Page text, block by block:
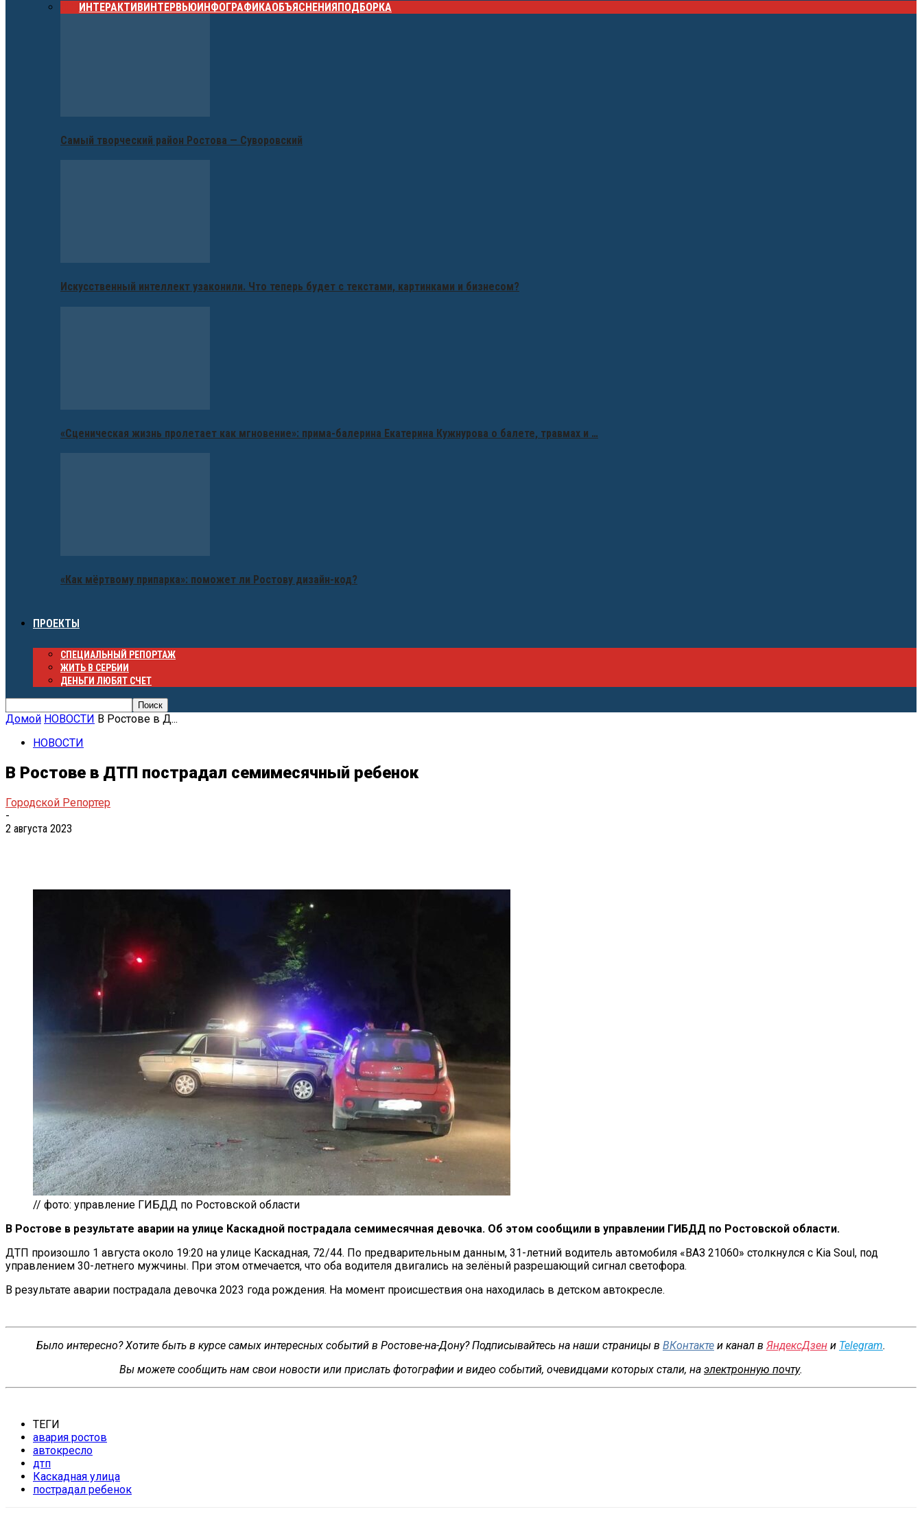
ИНТЕРАКТИВИНТЕРВЬЮИНФОГРАФИКАОБЪЯСНЕНИЯПОДБОРКА
Самый творческий район Ростова — Суворовский
Искусственный интеллект узаконили. Что теперь будет с текстами, картинками и бизнесом?
«Сценическая жизнь пролетает как мгновение»: прима-балерина Екатерина Кужнурова о балете, травмах и …
«Как мёртвому припарка»: поможет ли Ростову дизайн-код?
ПРОЕКТЫ
СПЕЦИАЛЬНЫЙ РЕПОРТАЖ
ЖИТЬ В СЕРБИИ
ДЕНЬГИ ЛЮБЯТ СЧЕТ
Домой НОВОСТИ В Ростове в Д...
НОВОСТИ
В Ростове в ДТП пострадал семимесячный ребенок
Городской Репортер
-
2 августа 2023
// фото: управление ГИБДД по Ростовской области
В Ростове в результате аварии на улице Каскадной пострадала семимесячная девочка. Об этом сообщили в управлении ГИБДД по Ростовской области.
ДТП произошло 1 августа около 19:20 на улице Каскадная, 72/44. По предварительным данным, 31-летний водитель автомобиля «ВАЗ 21060» столкнулся с Kia Soul, под
управлением 30-летнего мужчины. При этом отмечается, что оба водителя двигались на зелёный разрешающий сигнал светофора.
В результате аварии пострадала девочка 2023 года рождения. На момент происшествия она находилась в детском автокресле.
Было интересно? Хотите быть в курсе самых интересных событий в Ростове-на-Дону? Подписывайтесь на наши страницы в ВКонтакте и канал в ЯндексДзен и Telegram.
Вы можете сообщить нам свои новости или прислать фотографии и видео событий, очевидцами которых стали, на электронную почту.
ТЕГИ
авария ростов
автокресло
дтп
Каскадная улица
пострадал ребенок